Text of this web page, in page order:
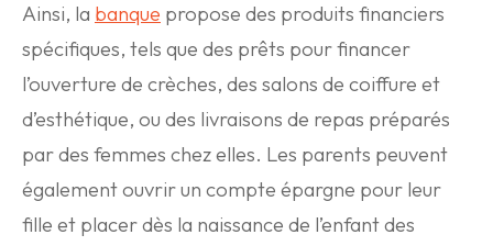
Ainsi, la banque propose des produits financiers
spécifiques, tels que des prêts pour financer
l’ouverture de crèches, des salons de coiffure et
d’esthétique, ou des livraisons de repas préparés
par des femmes chez elles. Les parents peuvent
également ouvrir un compte épargne pour leur
fille et placer dès la naissance de l’enfant des